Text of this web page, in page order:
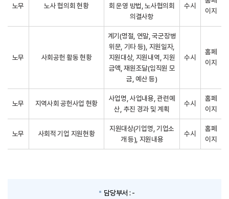
노무 노사 협의회 현황
회 운영 방법, 노사협의회
의결사항
수시
이지
노무 사회공헌 활동 현황
계기(명절, 연말, 국군장병
위문, 기타 등), 지원일자,
지원대상, 지원내역, 지원
금액, 재원조달(임직원 모
금, 예산 등)
수시
홈페
이지
노무 지역사회 공헌사업 현황
사업명, 사업내용, 관련예
산, 추진 경과 및 계획
수시
홈페
이지
노무 사회적 기업 지원현황
지원대상(기업명, 기업소
개 등), 지원내용
수시
홈페
이지
담당부서 : -